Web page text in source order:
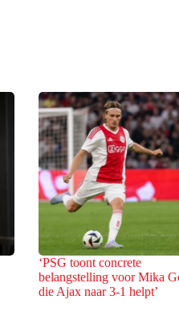
‘PSG toont concrete
belangstelling voor Mika
die Ajax naar 3-1 helpt’